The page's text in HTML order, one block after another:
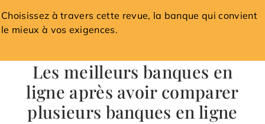
Choisissez à travers cette revue, la banque qui convient
le mieux à vos exigences.
Les meilleurs banques en
ligne après avoir comparer
plusieurs banques en ligne